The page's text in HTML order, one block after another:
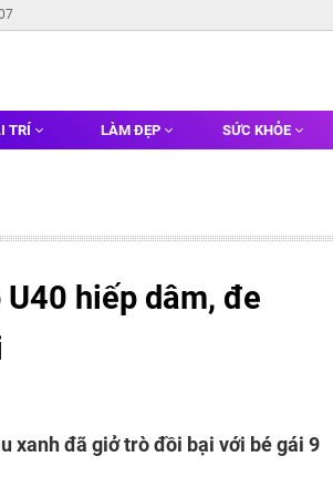
TRÍ LÀM ĐẸP SỨC KHỎE
hiếp dâm, đe
xanh đã giở trò đồi bại với bé gái 9